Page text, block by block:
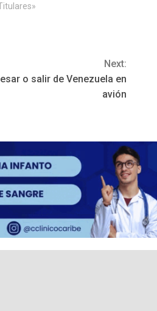
Next:
o salir de Venezuela en
avión